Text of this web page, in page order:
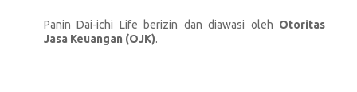
Panin Dai-ichi Life berizin dan diawasi oleh Otoritas
Jasa Keuangan (OJK).